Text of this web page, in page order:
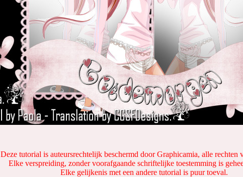
Deze tutorial is auteursrechtelijk beschermd door Graphicamia, alle rechten
Elke verspreiding, zonder voorafgaande schriftelijke toestemming is
Elke gelijkenis met een andere tutorial is puur toeval.